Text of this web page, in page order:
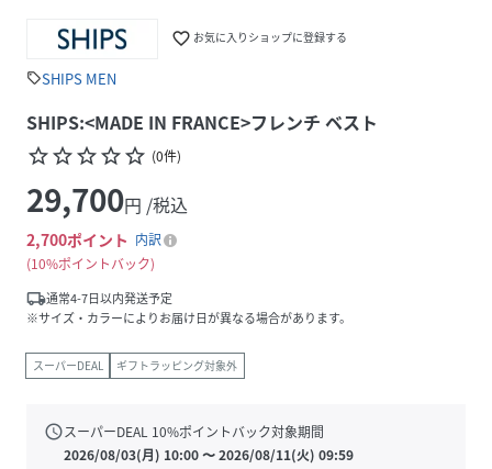
favorite_border お気に入りショップに登録する
sellSHIPS MEN
SHIPS:<MADE IN FRANCE>フレンチ ベスト
star_borderstar_borderstar_borderstar_borderstar_border (0件)
29,700円 /税込
2,700ポイント 内訳
10%ポイントバック
local_shipping通常4-7日以内発送予定
※サイズ・カラーによりお届け日が異なる場合があります。
スーパーDEAL ギフトラッピング対象外
scheduleスーパーDEAL 10%ポイントバック対象期間
2026/08/03(月) 10:00〜2026/08/11(火) 09:59